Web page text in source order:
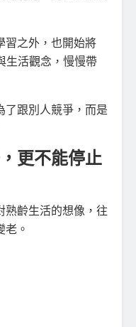
習之外，也開始將
生活觀念，慢慢帶
了跟別人競爭，而是
更不能停止
熟齡生活的想像，往
。